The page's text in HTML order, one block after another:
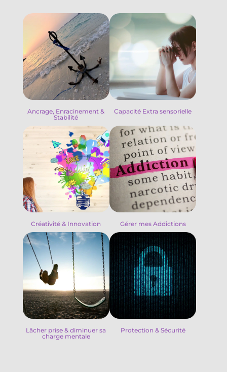
Ancrage, Enracinement &
Stabilité
Capacité Extra sensorielle
Créativité & Innovation Gérer mes Addictions
Lâcher prise & diminuer sa
charge mentale
Protection & Sécurité